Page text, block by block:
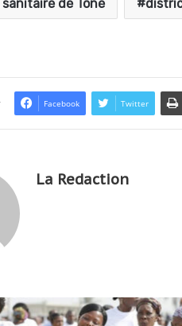
de Tône
Facebook Twitter
La Redaction